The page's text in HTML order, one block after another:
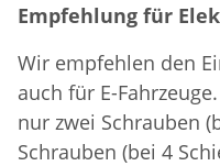
Empfehlung für
Wir empfehlen den
auch für E-
nur zwei Schrauben
Schrauben (bei 4